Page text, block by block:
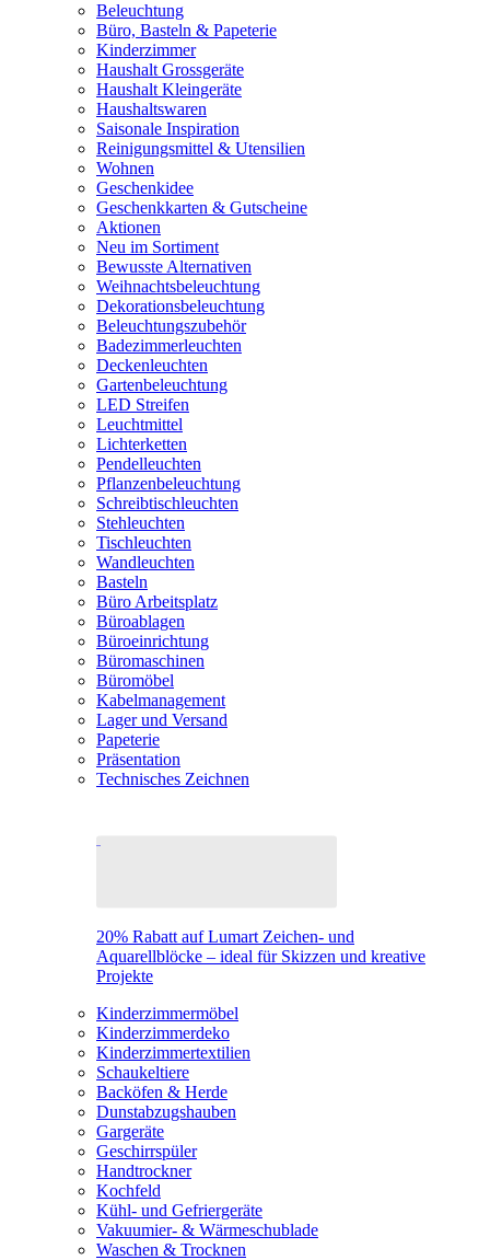
Beleuchtung
Büro, Basteln & Papeterie
Kinderzimmer
Haushalt Grossgeräte
Haushalt Kleingeräte
Haushaltswaren
Saisonale Inspiration
Reinigungsmittel & Utensilien
Wohnen
Geschenkidee
Geschenkkarten & Gutscheine
Aktionen
Neu im Sortiment
Bewusste Alternativen
Weihnachtsbeleuchtung
Dekorationsbeleuchtung
Beleuchtungszubehör
Badezimmerleuchten
Deckenleuchten
Gartenbeleuchtung
LED Streifen
Leuchtmittel
Lichterketten
Pendelleuchten
Pflanzenbeleuchtung
Schreibtischleuchten
Stehleuchten
Tischleuchten
Wandleuchten
Basteln
Büro Arbeitsplatz
Büroablagen
Büroeinrichtung
Büromaschinen
Büromöbel
Kabelmanagement
Lager und Versand
Papeterie
Präsentation
Technisches Zeichnen
20% Rabatt auf Lumart Zeichen- und
Aquarellblöcke – ideal für Skizzen und kreative
Projekte
Kinderzimmermöbel
Kinderzimmerdeko
Kinderzimmertextilien
Schaukeltiere
Backöfen & Herde
Dunstabzugshauben
Gargeräte
Geschirrspüler
Handtrockner
Kochfeld
Kühl- und Gefriergeräte
Vakuumier- & Wärmeschublade
Waschen & Trocknen